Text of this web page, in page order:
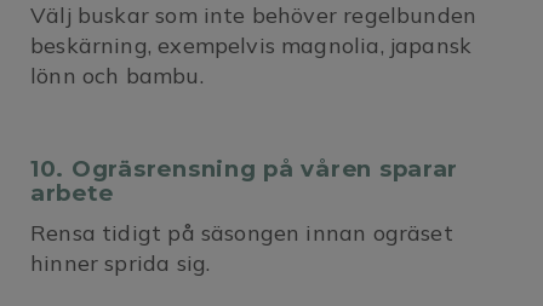
Välj buskar som inte behöver regelbunden
beskärning, exempelvis magnolia, japansk
lönn och bambu.
10. Ogräsrensning på våren sparar
arbete
Rensa tidigt på säsongen innan ogräset
hinner sprida sig.